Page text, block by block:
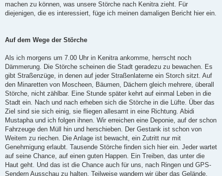
machen zu können, was unsere Störche nach Kenitra zieht. Für
diejenigen, die es interessiert, füge ich meinen damaligen Bericht hier ein.
Auf dem Wege der Störche
Als ich morgens um 7.00 Uhr in Kenitra ankomme, herrscht noch
Dämmerung. Die Störche scheinen die Stadt geradezu zu bewachen. Es
gibt Straßenzüge, in denen auf jeder Straßenlaterne ein Storch sitzt. Auf
den Minaretten von Moscheen, Bäumen, Dächern gleich mehrere, überall
Störche, nicht zählbar. Eine Stunde später kehrt auf einmal Leben in die
Stadt ein. Nach und nach erheben sich die Störche in die Lüfte. Über das
Ziel sind sie sich einig, sie fliegen allesamt in eine Richtung. Abidi
Mustapha und ich folgen ihnen. Wir erreichen eine Deponie, auf der schon
Fahrzeuge den Müll hin und herschieben. Der Gestank ist schon von
Weitem zu riechen. Die Anlage ist bewacht, ein Zutritt nur mit
Genehmigung erlaubt. Tausende Störche finden sich hier ein. Jeder wartet
auf seine Chance, auf einen guten Happen. Ein Treiben, das unter die
Haut geht. Und das ist die Chance auch für uns, nach Ringen und GPS-
Sendern Ausschau zu halten. Teilweise wandern wir über das Gelände,